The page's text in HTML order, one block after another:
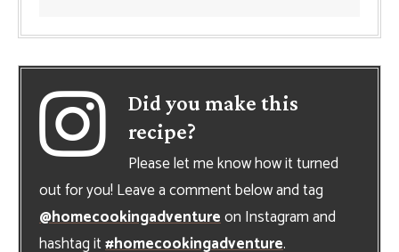
Did you make this
recipe?
Please let me know how it turned
out for you! Leave a comment below and tag
@homecookingadventureon Instagram and
hashtag it#homecookingadventure.